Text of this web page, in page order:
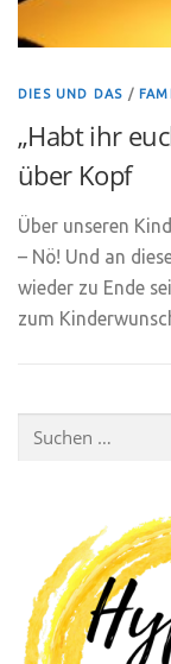
DIES UND DAS /
„Habt ihr
über Kopf
Über unseren
– Nö! Und an
wieder zu Ende
zum
Suchen